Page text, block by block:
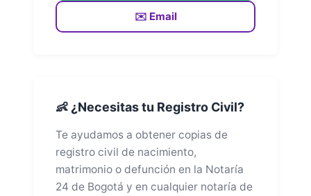
✉️ Email
👶 ¿Necesitas tu Registro Civil?
Te ayudamos a obtener copias de
registro civil de nacimiento,
matrimonio o defunción en la Notaría
24 de Bogotá y en cualquier notaría de